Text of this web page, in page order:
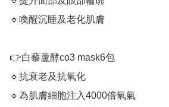
🔹喚醒沉睡及老化肌膚⠀ ⠀
👉白藜蘆酵co3 mask6包⠀
🔹抗衰老及抗氧化⠀
🔹為肌膚細胞注入4000倍氧氣⠀